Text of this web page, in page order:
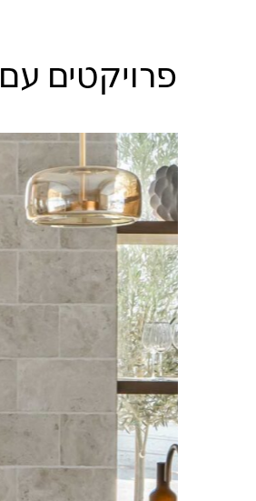
פרויקטים עם 4011 Cloudburst Concrete